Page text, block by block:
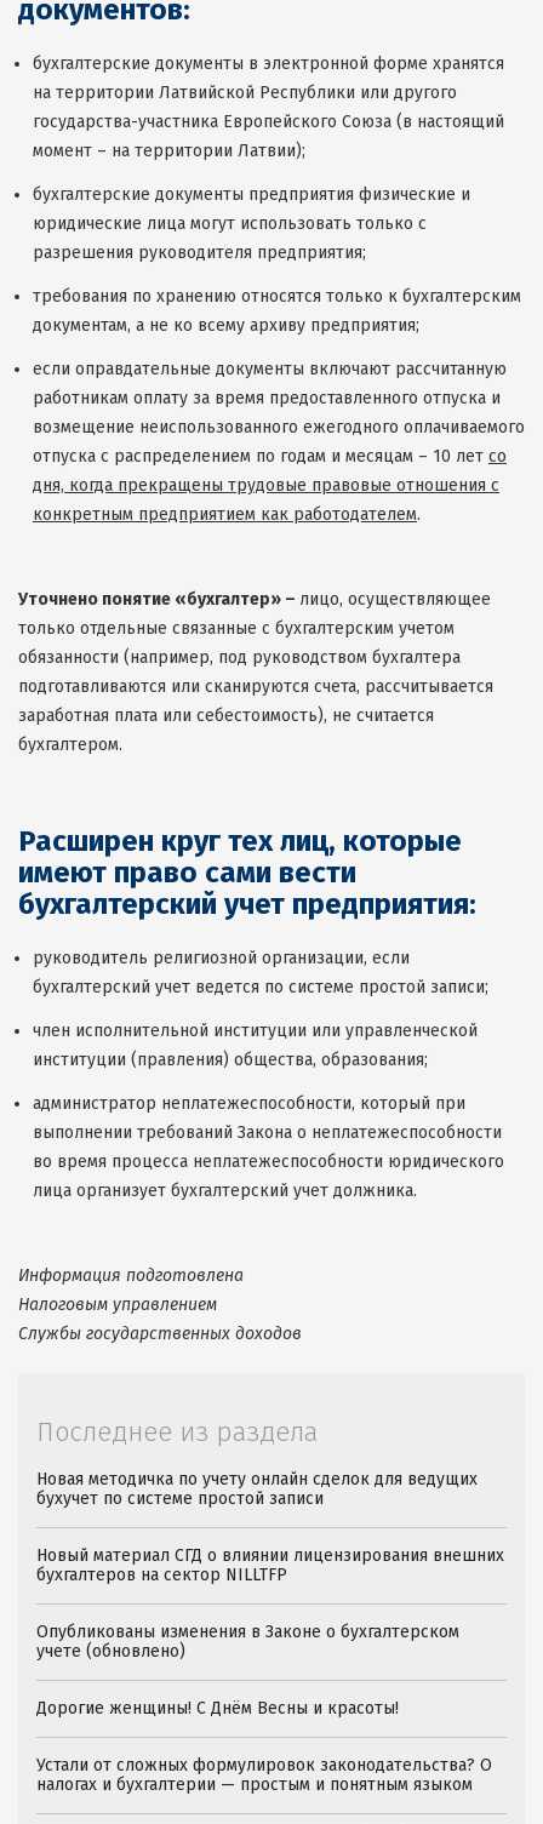
документов:
бухгалтерские документы в электронной форме хранятся
на территории Латвийской Республики или другого
государства-участника Европейского Союза (в настоящий
момент – на территории Латвии);
бухгалтерские документы предприятия физические и
юридические лица могут использовать только с
разрешения руководителя предприятия;
требования по хранению относятся только к бухгалтерским
документам, а не ко всему архиву предприятия;
если оправдательные документы включают рассчитанную
работникам оплату за время предоставленного отпуска и
возмещение неиспользованного ежегодного оплачиваемого
отпуска с распределением по годам и месяцам – 10 лет со
дня, когда прекращены трудовые правовые отношения с
конкретным предприятием как работодателем.
Уточнено понятие «бухгалтер» – лицо, осуществляющее
только отдельные связанные с бухгалтерским учетом
обязанности (например, под руководством бухгалтера
подготавливаются или сканируются счета, рассчитывается
заработная плата или себестоимость), не считается
бухгалтером.
Расширен круг тех лиц, которые
имеют право сами вести
бухгалтерский учет предприятия:
руководитель религиозной организации, если
бухгалтерский учет ведется по системе простой записи;
член исполнительной институции или управленческой
институции (правления) общества, образования;
администратор неплатежеспособности, который при
выполнении требований Закона о неплатежеспособности
во время процесса неплатежеспособности юридического
лица организует бухгалтерский учет должника.
Информация подготовлена
Налоговым управлением
Службы государственных доходов
Последнее из раздела
Новая методичка по учету онлайн сделок для ведущих
бухучет по системе простой записи
Новый материал СГД о влиянии лицензирования внешних
бухгалтеров на сектор NILLTFP
Опубликованы изменения в Законе о бухгалтерском
учете (обновлено)
Дорогие женщины! С Днём Весны и красоты!
Устали от сложных формулировок законодательства? О
налогах и бухгалтерии — простым и понятным языком